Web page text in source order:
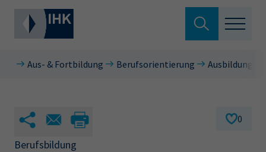
Aus- & Fortbildung
Berufszugang
Suche verlassen
Aus- & Fortbildung Berufsorientierung
0
Berufsbildung